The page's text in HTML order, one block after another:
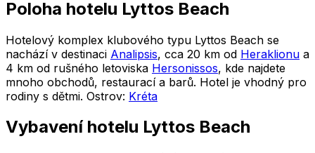
Poloha hotelu Lyttos Beach
Hotelový komplex klubového typu Lyttos Beach se
nachází v destinaci Analipsis, cca 20 km od Heraklionu a
4 km od rušného letoviska Hersonissos, kde najdete
mnoho obchodů, restaurací a barů. Hotel je vhodný pro
rodiny s dětmi. Ostrov: Kréta
Vybavení hotelu Lyttos Beach